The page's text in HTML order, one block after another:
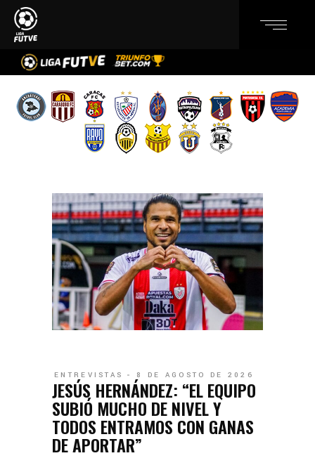
ENTREVISTAS 8 DE AGOSTO DE 2026
JESÚS HERNÁNDEZ: “EL EQUIPO
SUBIÓ MUCHO DE NIVEL Y
TODOS ENTRAMOS CON GANAS
DE APORTAR”